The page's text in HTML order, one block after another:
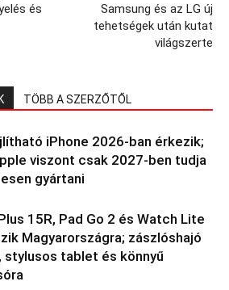
és
Samsung és az LG új
tehetségek után kutat
világszerte
TÖBB A SZERZŐTŐL
iPhone 2026-ban érkezik;
viszont csak 2027-ben tudja
gyártani
15R, Pad Go 2 és Watch Lite
Magyarországra; zászlóshajó
stylusos tablet és könnyű